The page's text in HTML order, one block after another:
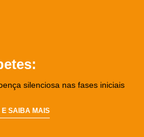
silenciosa nas fases iniciais
E SAIBA MAIS
grande desafio, tanto quanto